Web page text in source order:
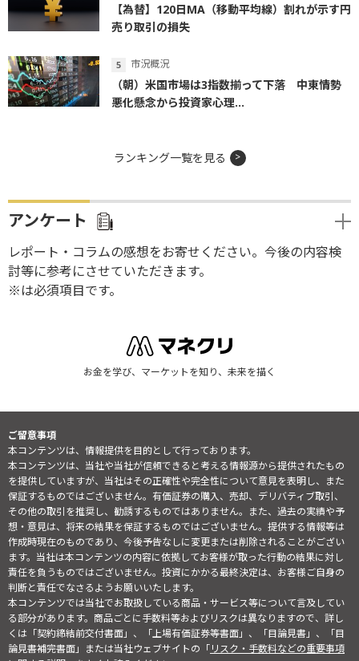
【為替】120日MA（移動平均線）割れが示す円
売り取引の損失
市況概況
（朝）米国市場は3指数揃って下落 中東情勢
悪化懸念から投資家心理...
ランキング一覧を見る
アンケート
レポート・コラムの感想をお寄せください。今後の内容検
討等に参考にさせていただきます。
※は必須項目です。
お金を学び、マーケットを知り、未来を描く
ご留意事項
本コンテンツは、情報提供を目的として行っております。
本コンテンツは、当社や当社が信頼できると考える情報源から提供されたもの
を提供していますが、当社はその正確性や完全性について意見を表明し、また
保証するものではございません。有価証券の購入、売却、デリバティブ取引、
その他の取引を推奨し、勧誘するものではありません。また、過去の実績や予
想・意見は、将来の結果を保証するものではございません。提供する情報等は
作成時現在のものであり、今後予告なしに変更または削除されることがござい
ます。当社は本コンテンツの内容に依拠してお客様が取った行動の結果に対し
責任を負うものではございません。投資にかかる最終決定は、お客様ご自身の
判断と責任でなさるようお願いいたします。
本コンテンツでは当社でお取扱している商品・サービス等について言及してい
る部分があります。商品ごとに手数料等およびリスクは異なりますので、詳し
くは「契約締結前交付書面」、「上場有価証券等書面」、「目論見書」、「目
論見書補完書面」または当社ウェブサイトの「リスク・手数料などの重要事項